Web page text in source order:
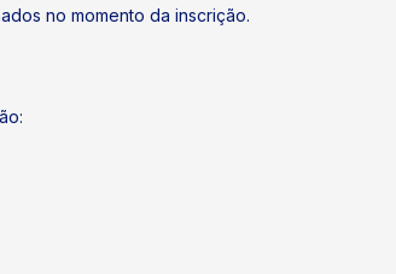
no momento da inscrição.